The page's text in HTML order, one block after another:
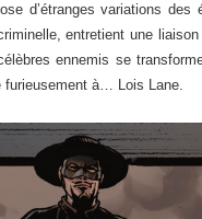
d’étranges variations
entretient une
ennemis se
furieusement à… Lois Lane.